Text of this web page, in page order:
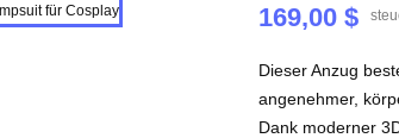
169,00 $
Dieser Anzug
angenehmer,
Dank moderner